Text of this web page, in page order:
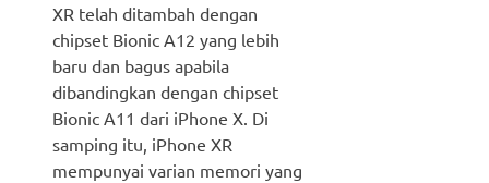
XR telah ditambah dengan
chipset Bionic A12 yang lebih
baru dan bagus apabila
dibandingkan dengan chipset
Bionic A11 dari iPhone X. Di
samping itu, iPhone XR
mempunyai varian memori yang